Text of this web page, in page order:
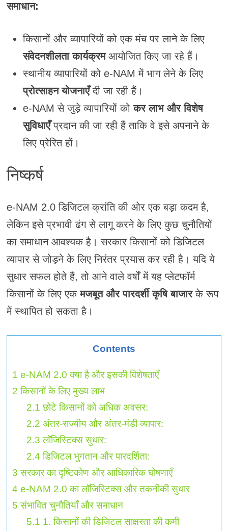
समाधान:
किसानों और व्यापारियों को एक मंच पर लाने के लिए
संवेदनशीलता कार्यक्रमआयोजित किए जा रहे हैं।
स्थानीय व्यापारियों को e-NAM में भाग लेने के लिए
प्रोत्साहन योजनाएँदी जा रही हैं।
e-NAM से जुड़े व्यापारियों कोकर लाभ और विशेष
सुविधाएँप्रदान की जा रही हैं ताकि वे इसे अपनाने के
लिए प्रेरित हों।
निष्कर्ष
e-NAM 2.0 डिजिटल क्रांति की ओर एक बड़ा कदम है,
लेकिन इसे प्रभावी ढंग से लागू करने के लिए कुछ चुनौतियों
का समाधान आवश्यक है। सरकार किसानों को डिजिटल
व्यापार से जोड़ने के लिए निरंतर प्रयास कर रही है। यदि ये
सुधार सफल होते हैं, तो आने वाले वर्षों में यह प्लेटफॉर्म
किसानों के लिए एकमजबूत और पारदर्शी कृषि बाजारके रूप
में स्थापित हो सकता है।
Contents
1 e-NAM 2.0 क्या है और इसकी विशेषताएँ
2 किसानों के लिए मुख्य लाभ
2.1 छोटे किसानों को अधिक अवसर:
2.2 अंतर-राज्यीय और अंतर-मंडी व्यापार:
2.3 लॉजिस्टिक्स सुधार:
2.4 डिजिटल भुगतान और पारदर्शिता:
3 सरकार का दृष्टिकोण और आधिकारिक घोषणाएँ
4 e-NAM 2.0 का लॉजिस्टिक्स और तकनीकी सुधार
5 संभावित चुनौतियाँ और समाधान
5.1 1. किसानों की डिजिटल साक्षरता की कमी